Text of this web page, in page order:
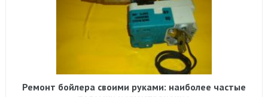
Ремонт бойлера своими руками: наиболее частые